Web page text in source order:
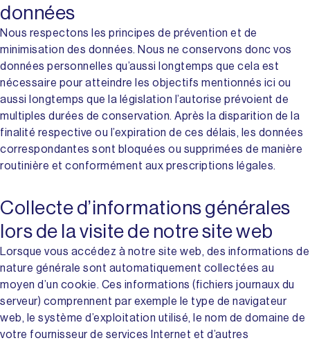
données
Nous respectons les principes de prévention et de
minimisation des données. Nous ne conservons donc vos
données personnelles qu’aussi longtemps que cela est
nécessaire pour atteindre les objectifs mentionnés ici ou
aussi longtemps que la législation l’autorise prévoient de
multiples durées de conservation. Après la disparition de la
finalité respective ou l’expiration de ces délais, les données
correspondantes sont bloquées ou supprimées de manière
routinière et conformément aux prescriptions légales.
Collecte d’informations générales
lors de la visite de notre site web
Lorsque vous accédez à notre site web, des informations de
nature générale sont automatiquement collectées au
moyen d’un cookie. Ces informations (fichiers journaux du
serveur) comprennent par exemple le type de navigateur
web, le système d’exploitation utilisé, le nom de domaine de
votre fournisseur de services Internet et d’autres